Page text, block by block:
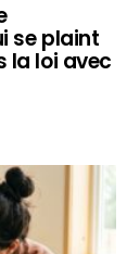
se plaint
la loi avec